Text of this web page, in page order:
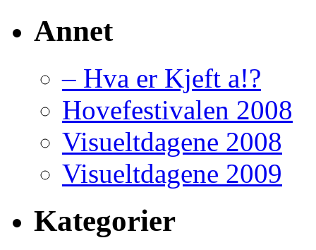
Annet
– Hva er Kjeft a!?
Hovefestivalen 2008
Visueltdagene 2008
Visueltdagene 2009
Kategorier